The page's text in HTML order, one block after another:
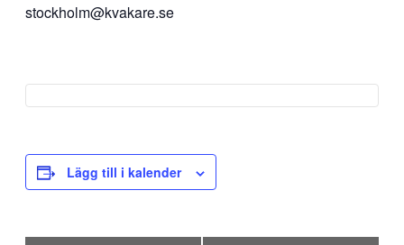
stockholm@kvakare.se
Lägg till i kalender